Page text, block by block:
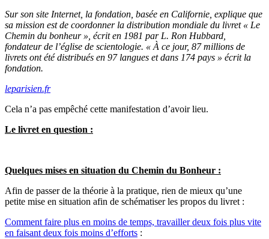
Sur son site Internet, la fondation, basée en Californie, explique que
sa mission est de coordonner la distribution mondiale du livret « Le
Chemin du bonheur », écrit en 1981 par L. Ron Hubbard,
fondateur de l’église de scientologie. « À ce jour, 87 millions de
livrets ont été distribués en 97 langues et dans 174 pays » écrit la
fondation.
leparisien.fr
Cela n’a pas empêché cette manifestation d’avoir lieu.
Le livret en question :
Quelques mises en situation du Chemin du Bonheur :
Afin de passer de la théorie à la pratique, rien de mieux qu’une
petite mise en situation afin de schématiser les propos du livret :
Comment faire plus en moins de temps, travailler deux fois plus vite
en faisant deux fois moins d’efforts :